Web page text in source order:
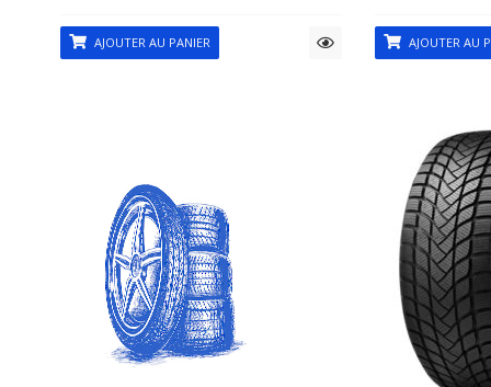
AJOUTER AU PANIER AJOUTER AU